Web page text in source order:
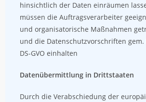
hinsichtlich der Daten einräumen
müssen die Auftragsverarbeiter
und organisatorische Maßnahmen
und die Datenschutzvorschriften gem.
DS-GVO einhalten
Datenübermittlung in Drittstaaten
Durch die Verabschiedung der